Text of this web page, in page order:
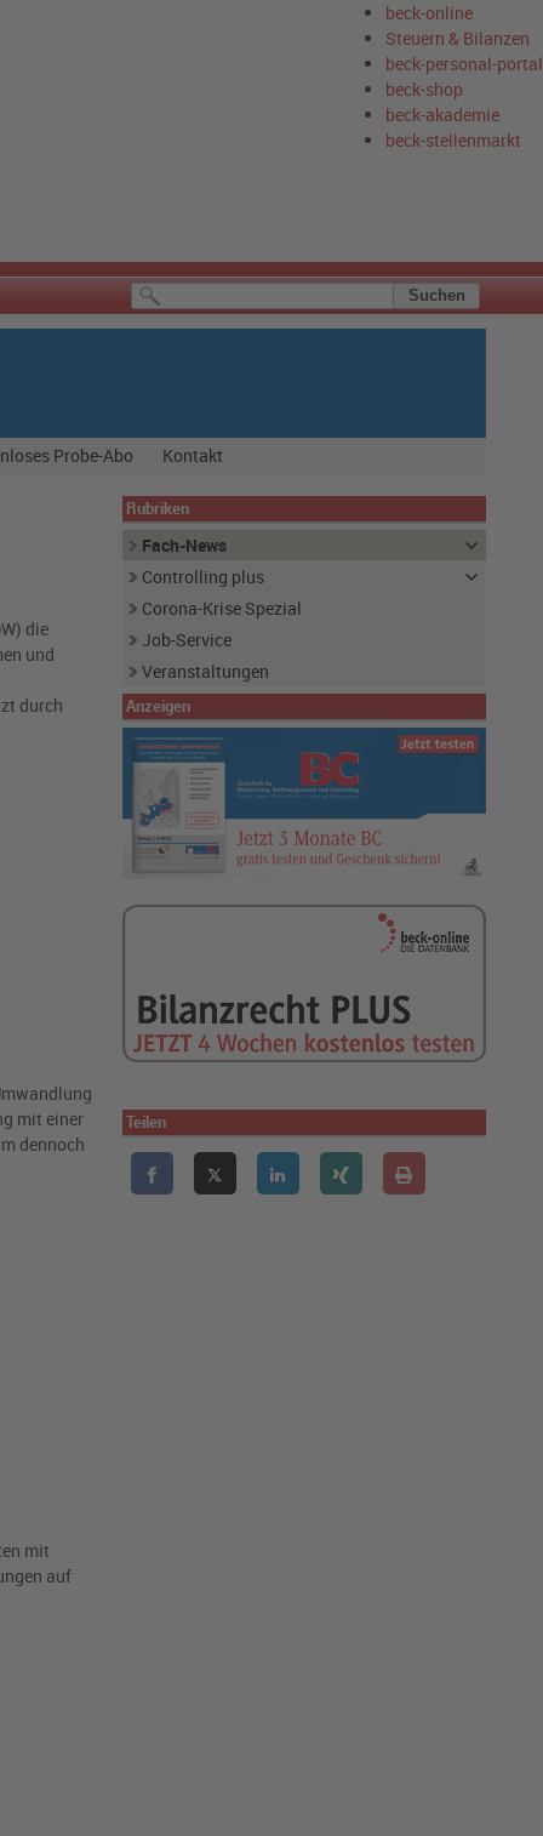
beck-online
Steuern & Bilanzen
beck-personal-portal
beck-shop
beck-akademie
beck-stellenmarkt
Probe-Abo Kontakt
die
und
durch
mit einer
dennoch
mit
auf
Rubriken
Fach-News
Controlling plus
Corona-Krise Spezial
Job-Service
Veranstaltungen
Anzeigen
Teilen